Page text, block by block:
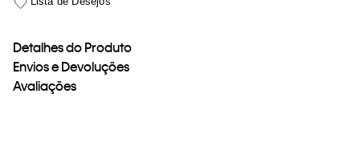
Detalhes do Produto
Envios e Devoluções
Avaliações